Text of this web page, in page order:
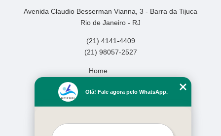
Avenida Claudio Besserman Vianna, 3 - Barra da Tijuca
Rio de Janeiro - RJ
(21) 4141-4409
(21) 98057-2527
Home
Missão
Olá! Fale agora pelo WhatsApp.